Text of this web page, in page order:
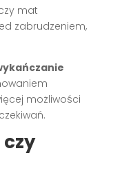
mat
zabrudzeniem,
możliwości